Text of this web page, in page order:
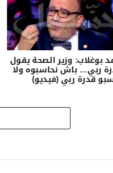
بوغلاب: وزير الصحة يقول
ربي… باش نحاسبوه ولا
قدرة ربي (فيديو)